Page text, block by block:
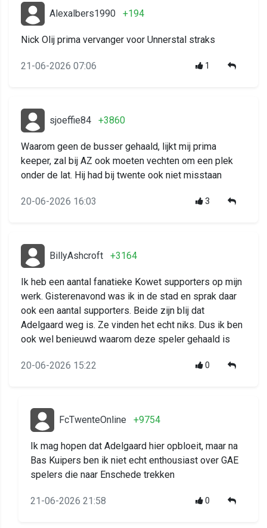
Alexalbers1990 +194
Nick Olij prima vervanger voor Unnerstal straks
21-06-2026 07:06 1
sjoeffie84 +3860
Waarom geen de busser gehaald, lijkt mij prima
keeper, zal bij AZ ook moeten vechten om een plek
onder de lat. Hij had bij twente ook niet misstaan
20-06-2026 16:03 3
BillyAshcroft +3164
Ik heb een aantal fanatieke Kowet supporters op mijn
werk. Gisterenavond was ik in de stad en sprak daar
ook een aantal supporters. Beide zijn blij dat
Adelgaard weg is. Ze vinden het echt niks. Dus ik ben
ook wel benieuwd waarom deze speler gehaald is
20-06-2026 15:22 0
FcTwenteOnline +9754
Ik mag hopen dat Adelgaard hier opbloeit, maar na
Bas Kuipers ben ik niet echt enthousiast over GAE
spelers die naar Enschede trekken
21-06-2026 21:58 0